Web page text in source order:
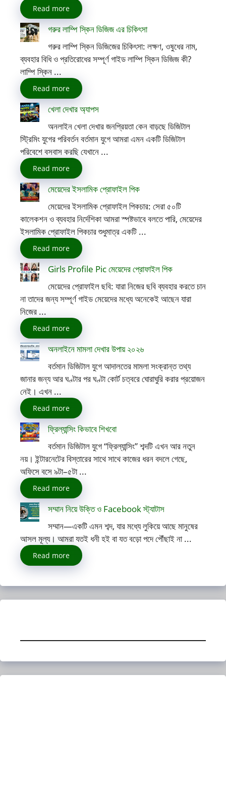
Read more
গরুর লাম্পি স্কিন ডিজিজ এর চিকিৎসা
গরুর লাম্পি স্কিন ডিজিজের চিকিৎসা: লক্ষণ, ওষুধের নাম,
ব্যবহার বিধি ও প্রতিরোধের সম্পূর্ণ গাইড লাম্পি স্কিন ডিজিজ কী?
লাম্পি স্কিন ...
Read more
খেলা দেখার অ্যাপস
অনলাইন খেলা দেখার জনপ্রিয়তা কেন বাড়ছে ডিজিটাল
স্ট্রিমিং যুগের পরিবর্তন বর্তমান যুগে আমরা এমন একটি ডিজিটাল
পরিবেশে বসবাস করছি যেখানে ...
Read more
মেয়েদের ইসলামিক প্রোফাইল পিক
মেয়েদের ইসলামিক প্রোফাইল পিকচার: সেরা ৫০টি
কালেকশন ও ব্যবহার নির্দেশিকা আমরা স্পষ্টভাবে বলতে পারি, মেয়েদের
ইসলামিক প্রোফাইল পিকচার শুধুমাত্র একটি ...
Read more
Girls Profile Pic মেয়েদের প্রোফাইল পিক
মেয়েদের প্রোফাইল ছবি: যারা নিজের ছবি ব্যবহার করতে চান
না তাদের জন্য সম্পূর্ণ গাইড মেয়েদের মধ্যে অনেকেই আছেন যারা
নিজের ...
Read more
অনলাইনে মামলা দেখার উপায় ২০২৬
বর্তমান ডিজিটাল যুগে আদালতের মামলা সংক্রান্ত তথ্য
জানার জন্য আর ঘণ্টার পর ঘণ্টা কোর্ট চত্বরে ঘোরাঘুরি করার প্রয়োজন
নেই। এখন ...
Read more
ফ্রিল্যান্সিং কিভাবে শিখবো
বর্তমান ডিজিটাল যুগে “ফ্রিল্যান্সিং” শব্দটি এখন আর নতুন
নয়। ইন্টারনেটের বিস্তারের সাথে সাথে কাজের ধরন বদলে গেছে,
অফিসে বসে ৯টা–৫টা ...
Read more
সম্মান নিয়ে উক্তি ও Facebook স্ট্যাটাস
সম্মান—একটি এমন শব্দ, যার মধ্যে লুকিয়ে আছে মানুষের
আসল মূল্য। আমরা যতই ধনী হই বা যত বড়ো পদে পৌঁছাই না ...
Read more